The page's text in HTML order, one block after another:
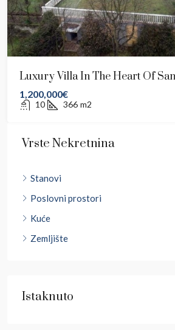
Luxury Villa In The Heart Of
1,200,000€
10 366 m2
Vrste Nekretnina
Stanovi
Poslovni prostori
Kuće
Zemljište
Istaknuto